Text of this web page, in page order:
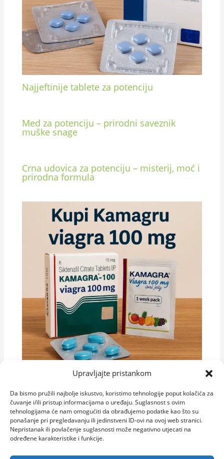
Upravljajte pristankom
Da bismo pružili najbolje iskustvo, koristimo tehnologije poput kolačića za
čuvanje i/ili pristup informacijama o uređaju. Suglasnost s ovim
tehnologijama će nam omogućiti da obrađujemo podatke kao što su
ponašanje pri pregledavanju ili jedinstveni ID-ovi na ovoj web stranici.
Nepristanak ili povlačenje suglasnosti može negativno utjecati na
određene karakteristike i funkcije.
Najjeftinije tablete za potenciju
Med za potenciju – prirodni saveznik
muške snage
Crna udovica za potenciju – misterij, moć i
prirodna formula
Kamagra i njezina dostupnost u Hrvatskoj
– što biste trebali znati